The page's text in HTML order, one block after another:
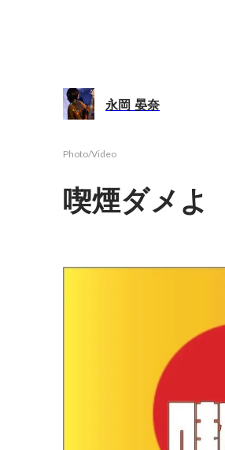
永岡 晏奈
Photo/Video
喫煙ダメよ